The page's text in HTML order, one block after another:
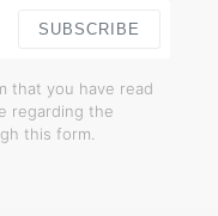
SUBSCRIBE
that you have read
regarding the
this form.